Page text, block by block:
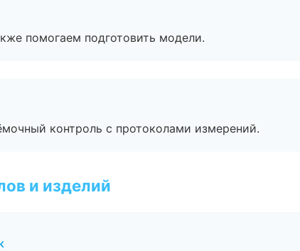
помогаем подготовить модели.
контроль с протоколами измерений.
и изделий